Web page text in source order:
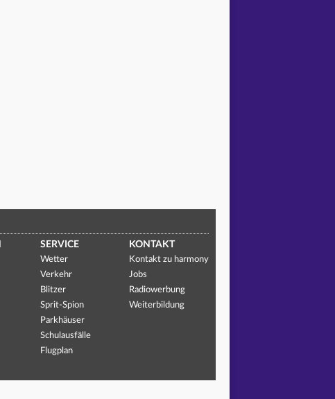
SERVICE
Wetter
Verkehr
Blitzer
Sprit-Spion
Parkhäuser
Schulausfälle
Flugplan
KONTAKT
Kontakt zu harmony
Jobs
Radiowerbung
Weiterbildung